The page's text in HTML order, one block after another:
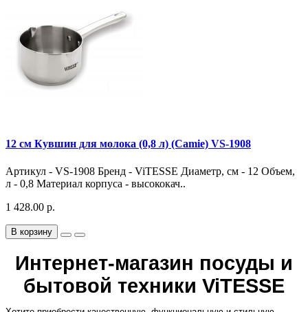
12 см Кувшин для молока (0,8 л) (Camie) VS-1908
Артикул - VS-1908 Бренд - ViTESSE Диаметр, см - 12 Объем,
л - 0,8 Материал корпуса - высококач..
1 428.00 р.
В корзину
Интернет-магазин посуды и
бытовой техники ViTESSE